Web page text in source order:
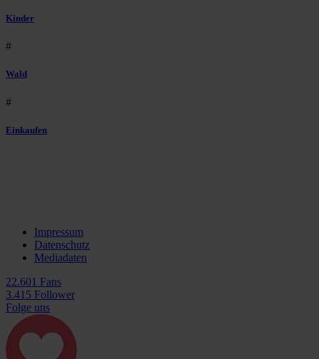
Kinder
#
Wald
#
Einkaufen
Impressum
Datenschutz
Mediadaten
22.601 Fans
3.415 Follower
Folge uns